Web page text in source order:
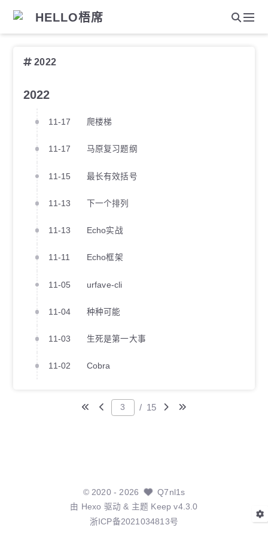
HELLO梧席
2022
2022
11-17 爬楼梯
11-17 马原复习题纲
11-15 最长有效括号
11-13 下一个排列
11-13 Echo实战
11-11 Echo框架
11-05 urfave-cli
11-04 种种可能
11-03 生死是第一大事
11-02 Cobra
/ 15
© 2020- 2026
Q7nl1s
由 Hexo 驱动 & 主题 Keep v4.3.0
浙ICP备2021034813号